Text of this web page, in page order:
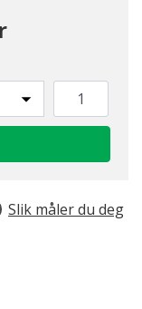
Slik måler du deg